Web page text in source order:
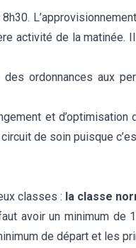
activité de la matinée.
ordonnances aux
et d’optimisation
de soin puisque
classes : la classe
avoir un minimum de
de départ et les